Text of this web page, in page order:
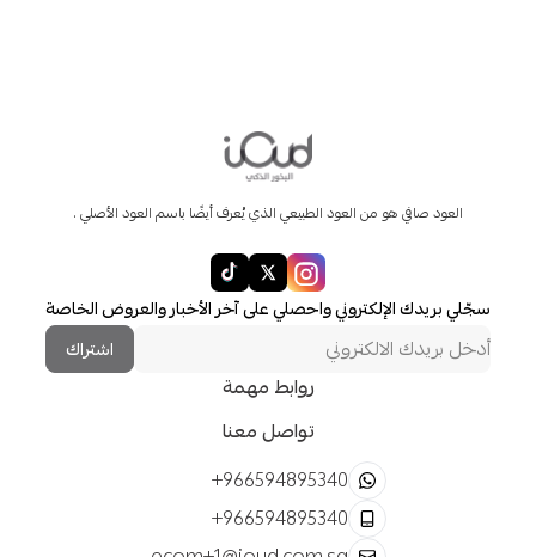
العود صافي هو من العود الطبيعي الذي يُعرف أيضًا باسم العود الأصلي .
سجّلي بريدك الإلكتروني واحصلي على آخر الأخبار والعروض الخاصة
اشتراك
روابط مهمة
تواصل معنا
+966594895340
+966594895340